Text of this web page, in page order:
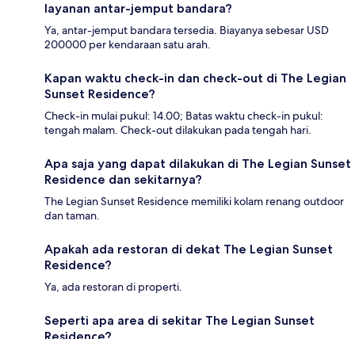
layanan antar-jemput bandara?
Ya, antar-jemput bandara tersedia. Biayanya sebesar USD
200000 per kendaraan satu arah.
Kapan waktu check-in dan check-out di The Legian
Sunset Residence?
Check-in mulai pukul: 14.00; Batas waktu check-in pukul:
tengah malam. Check-out dilakukan pada tengah hari.
Apa saja yang dapat dilakukan di The Legian Sunset
Residence dan sekitarnya?
The Legian Sunset Residence memiliki kolam renang outdoor
dan taman.
Apakah ada restoran di dekat The Legian Sunset
Residence?
Ya, ada restoran di properti.
Seperti apa area di sekitar The Legian Sunset